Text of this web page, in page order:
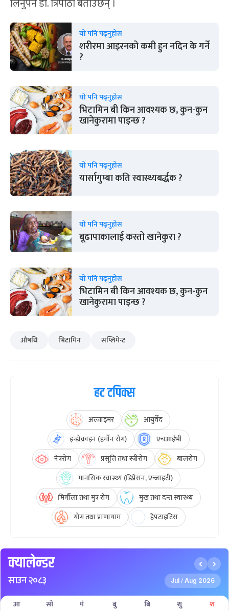
लिनुपर्ने डा. त्रिपाठी बताउँछन् ।
यो पनि पढ्नुहोस
शरीरमा आइरनको कमी हुन नदिन के गर्ने
?
यो पनि पढ्नुहोस
भिटामिन बी किन आवश्यक छ, कुन-कुन
खानेकुरामा पाइन्छ ?
यो पनि पढ्नुहोस
यार्सागुम्बा कति स्वास्थ्यबर्द्धक ?
यो पनि पढ्नुहोस
बूढापाकालाई कस्तो खानेकुरा ?
यो पनि पढ्नुहोस
भिटामिन बी किन आवश्यक छ, कुन-कुन
खानेकुरामा पाइन्छ ?
औषधि भिटामिन सप्लिमेन्ट
हट टपिक्स
अल्जाइमर
आयुर्वेद
इन्डोक्राइन (हर्मोन रोग)
एचआईभी
नेत्ररोग
प्रसूति तथा स्त्रीरोग
बालरोग
मानसिक स्वास्थ्य (डिप्रेसन, एन्जाइटी)
मिर्गौला तथा मुत्र रोग
मुख तथा दन्त स्वास्थ्य
योग तथा प्राणायाम
हेपटाइटिस
क्यालेन्डर
साउन २०८३ Jul / Aug 2026
आ सो मं बु बि शु श